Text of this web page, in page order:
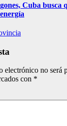
Cuba busca
electrónico no será
con *